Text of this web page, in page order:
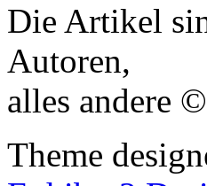
Die Artikel
Autoren,
alles andere
Theme